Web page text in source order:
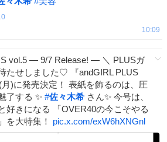
10:09
vol.5 — 9/7 Release! — ＼ PLUSガ
たせしました♡ 『andGIRL PLUS
)に発売決定！ 表紙を飾るのは、圧
了する ✨ #佐々木希 さん✨ 今号は、
好きになる 「OVER40の今こそやる
を大特集！ pic.x.com/exW6hXNGnl